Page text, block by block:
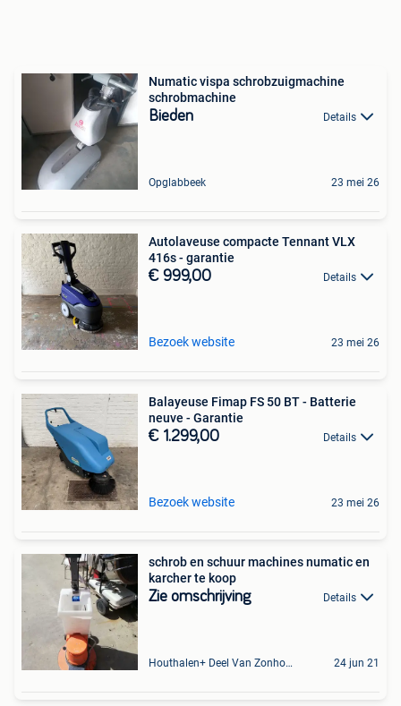
Numatic vispa schrobzuigmachine
schrobmachine
Bieden Details
Opglabbeek 23 mei 26
Autolaveuse compacte Tennant VLX
416s - garantie
€ 999,00 Details
Bezoek website 23 mei 26
Balayeuse Fimap FS 50 BT - Batterie
neuve - Garantie
€ 1.299,00 Details
Bezoek website 23 mei 26
schrob en schuur machines numatic en
karcher te koop
Zie omschrijving Details
Houthalen+ Deel Van Zonhoven En Zolder 24 jun 21